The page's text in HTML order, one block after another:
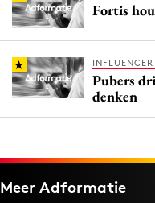
Fortis
Pubers
denken
Meer Adformatie